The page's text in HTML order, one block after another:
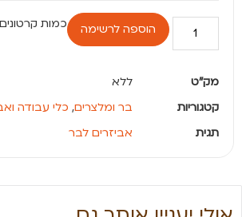
הוספה לרשימה
מק"ט
ללא
קטגוריות
בר ומלצרים, כלי עבודה
תגית
אביזרים לבר